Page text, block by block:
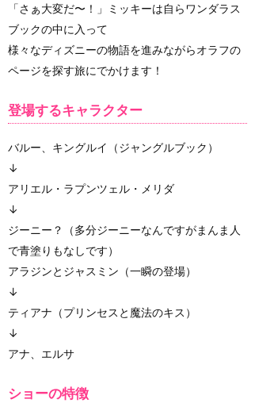
「さぁ大変だ〜！」ミッキーは自らワンダラス
ブックの中に入って
様々なディズニーの物語を進みながらオラフの
ページを探す旅にでかけます！
登場するキャラクター
バルー、キングルイ（ジャングルブック）
↓
アリエル・ラプンツェル・メリダ
↓
ジーニー？（多分ジーニーなんですがまんま人
で青塗りもなしです）
アラジンとジャスミン（一瞬の登場）
↓
ティアナ（プリンセスと魔法のキス）
↓
アナ、エルサ
ショーの特徴